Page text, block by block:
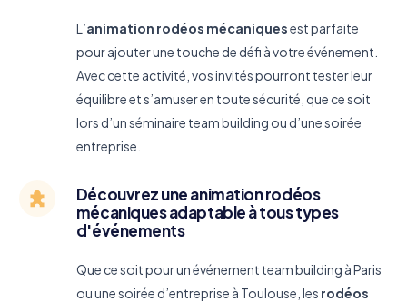
L’animation rodéos mécaniquesest parfaite
pour ajouter une touche de défi à votre événement.
Avec cette activité, vos invités pourront tester leur
équilibre et s’amuser en toute sécurité, que ce soit
lors d’un séminaire team building ou d’une soirée
entreprise.
Découvrez une animation rodéos
mécaniques adaptable à tous types
d'événements
Que ce soit pour un événement team building à Paris
ou une soirée d’entreprise à Toulouse, les rodéos